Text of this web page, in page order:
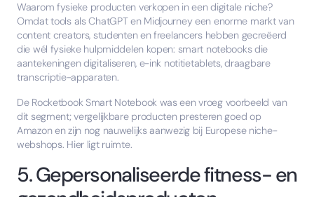
Waarom fysieke producten verkopen in een digitale niche?
Omdat tools als ChatGPT en Midjourney een enorme markt van
content creators, studenten en freelancers hebben gecreëerd
die wél fysieke hulpmiddelen kopen: smart notebooks die
aantekeningen digitaliseren, e-ink notitietablets, draagbare
transcriptie-apparaten.
De Rocketbook Smart Notebook was een vroeg voorbeeld van
dit segment; vergelijkbare producten presteren goed op
Amazon en zijn nog nauwelijks aanwezig bij Europese niche-
webshops. Hier ligt ruimte.
5. Gepersonaliseerde fitness- en